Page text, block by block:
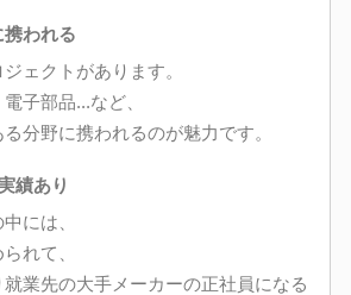
われる
ェクトがあります。
子部品...など、
分野に携われるのが魅力です。
績あり
には、
れて、
業先の大手メーカーの正社員になる